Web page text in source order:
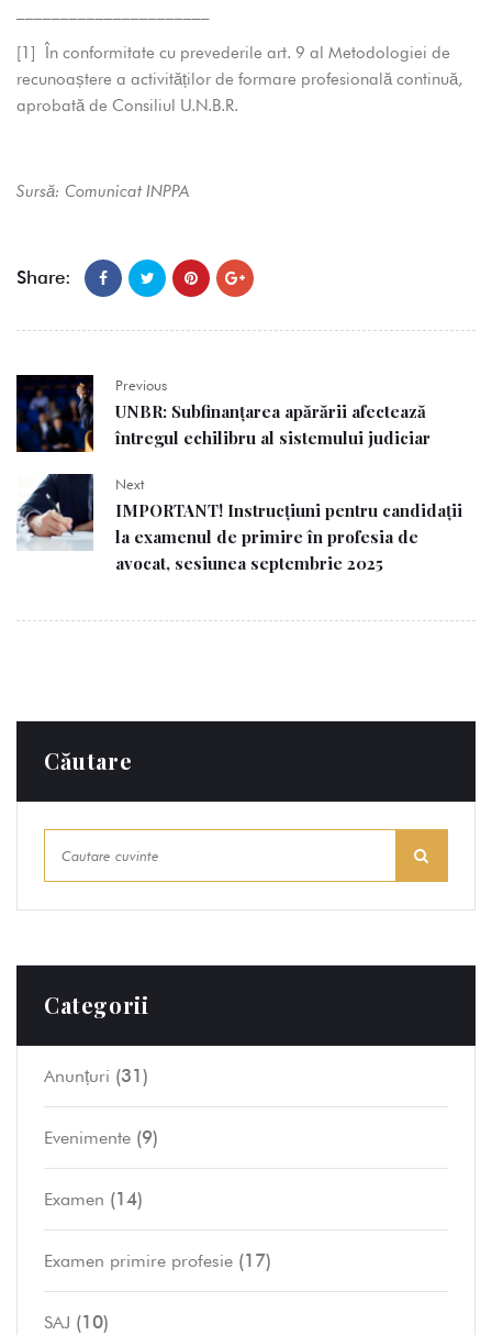
[1] În conformitate cu prevederile art. 9 al Metodologiei de
recunoaștere a activităților de formare profesională continuă,
aprobată de Consiliul U.N.B.R.
Sursă: Comunicat INPPA
Share:
Previous
UNBR: Subfinanțarea apărării afectează
întregul echilibru al sistemului judiciar
Next
IMPORTANT! Instrucțiuni pentru candidații
la examenul de primire în profesia de
avocat, sesiunea septembrie 2025
Căutare
Categorii
Anunțuri (31)
Evenimente (9)
Examen (14)
Examen primire profesie (17)
SAJ (10)